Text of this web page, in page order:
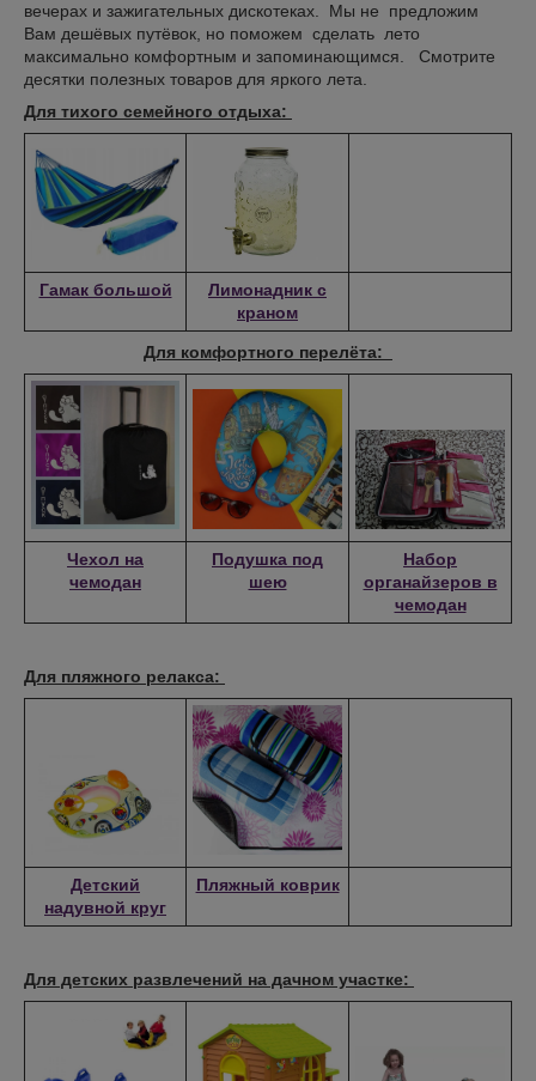
вечерах и зажигательных дискотеках. Мы не предложим
Вам дешёвых путёвок, но поможем сделать лето
максимально комфортным и запоминающимся. Смотрите
десятки полезных товаров для яркого лета.
Для тихого семейного отдыха:
Гамак большой
Лимонадник с
краном
Для комфортного перелёта:
Чехол на
чемодан
Подушка под
шею
Набор
органайзеров в
чемодан
Для пляжного релакса:
Детский
надувной круг
Пляжный коврик
Для детских развлечений на дачном участке: